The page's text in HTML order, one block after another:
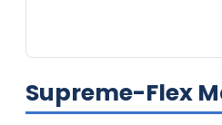
Supreme-Flex